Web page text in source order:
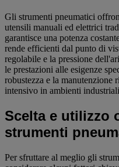
Gli strumenti pneumatici
utensili manuali ed elettrici
garantisce una potenza
rende efficienti dal punto di
regolabile e la pressione
le prestazioni alle esigenze
robustezza e la manutenzione
intensivo in ambienti
Scelta e utilizzo
strumenti
Per sfruttare al meglio gli